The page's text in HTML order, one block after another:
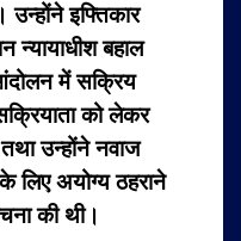
उन्होंने इफ्तिकार
न्यायाधीश बहाल
में सक्रिय
को लेकर
उन्होंने नवाज
लिए अयोग्य ठहराने
की थी।